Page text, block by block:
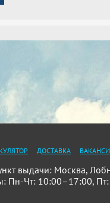
ДОСТАВКА
выдачи: Москва,
Пн-Чт: 10:00–17:00,